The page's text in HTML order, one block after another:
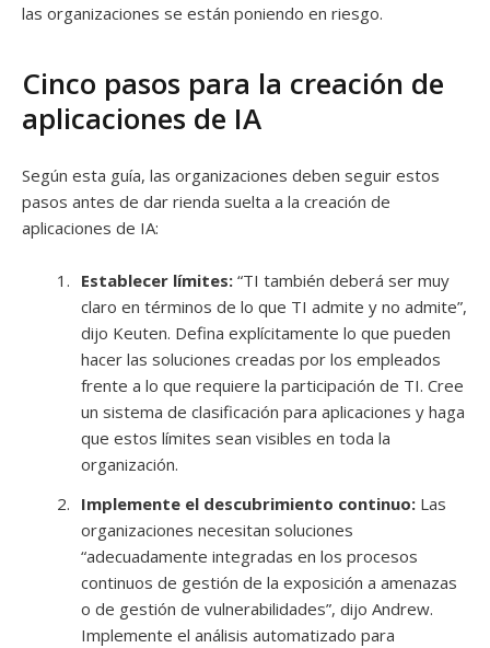
las organizaciones se están poniendo en riesgo.
Cinco pasos para la creación de
aplicaciones de IA
Según esta guía, las organizaciones deben seguir estos
pasos antes de dar rienda suelta a la creación de
aplicaciones de IA:
Establecer límites: “TI también deberá ser muy
claro en términos de lo que TI admite y no admite”,
dijo Keuten. Defina explícitamente lo que pueden
hacer las soluciones creadas por los empleados
frente a lo que requiere la participación de TI. Cree
un sistema de clasificación para aplicaciones y haga
que estos límites sean visibles en toda la
organización.
Implemente el descubrimiento continuo: Las
organizaciones necesitan soluciones
“adecuadamente integradas en los procesos
continuos de gestión de la exposición a amenazas
o de gestión de vulnerabilidades”, dijo Andrew.
Implemente el análisis automatizado para